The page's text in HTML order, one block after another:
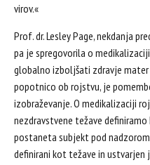
virov.«
Prof. dr. Lesley Page, nekdanja
pa je spregovorila o
globalno izboljšati zdravje
popotnico ob rojstvu, je
izobraževanje. O medikalizaciji
nezdravstvene težave
postaneta subjekt pod
definirani kot težave in ustvarjen